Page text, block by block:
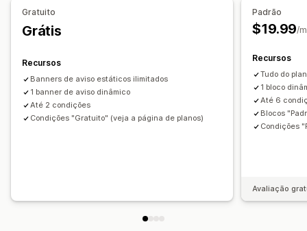
Link secreto
Gratuito
Grátis
Recursos
Banners de aviso estáticos ilimitados
1 banner de aviso dinâmico
Até 2 condições
Condições "Gratuito" (veja a página de planos)
Padrão
$19.99/
Recursos
Tudo do
1 bloco
Até 6
Blocos
Condições
Avaliação